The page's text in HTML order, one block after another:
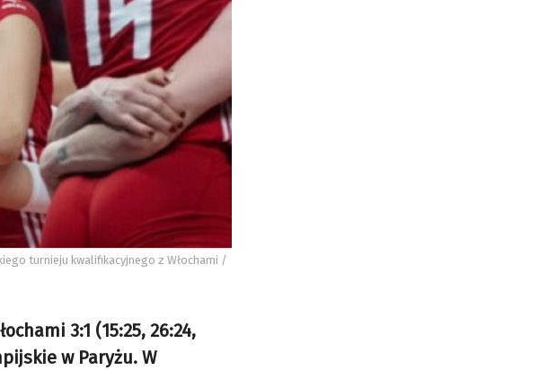
turnieju kwalifikacyjnego z Włochami /
3:1 (15:25, 26:24,
w Paryżu. W